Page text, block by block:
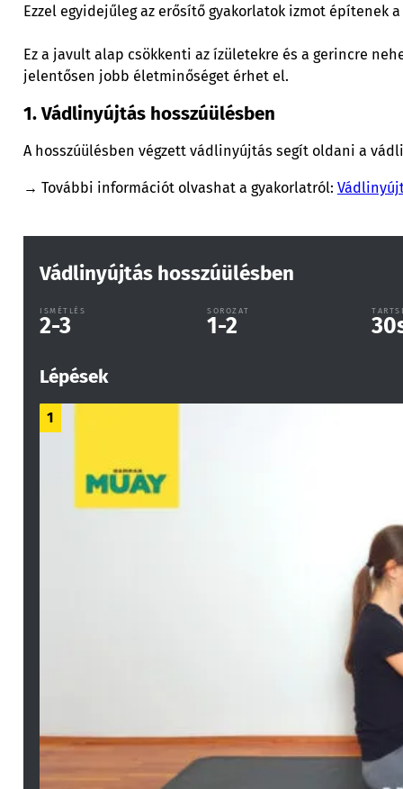
Ezzel egyidejűleg az erősítő gyakorlatok izmot
Ez a javult alap csökkenti az ízületekre és a gerincre
jelentősen jobb életminőséget érhet el.
1. Vádlinyújtás hosszúülésben
A hosszúülésben végzett vádlinyújtás segít oldani a
→ További információt olvashat a gyakorlatról:
Vádlinyújtás hosszúülésben
ISMÉTLÉS
2-3
SOROZAT
1-2 30
Lépések
1